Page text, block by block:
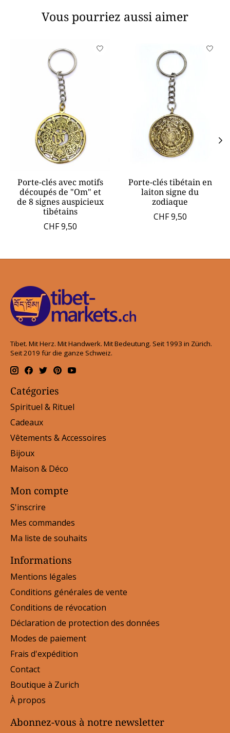
Vous pourriez aussi aimer
Articles du carrousel de produits
Porte-clés avec motifs
découpés de "Om" et
de 8 signes auspicieux
tibétains
CHF 9,50
Porte-clés tibétain en
laiton signe du
zodiaque
CHF 9,50
Tibet. Mit Herz. Mit Handwerk. Mit Bedeutung. Seit 1993 in Zürich.
Seit 2019 für die ganze Schweiz.
Catégories
Spirituel & Rituel
Cadeaux
Vêtements & Accessoires
Bijoux
Maison & Déco
Mon compte
S'inscrire
Mes commandes
Ma liste de souhaits
Informations
Mentions légales
Conditions générales de vente
Conditions de révocation
Déclaration de protection des données
Modes de paiement
Frais d'expédition
Contact
Boutique à Zurich
À propos
Abonnez-vous à notre newsletter